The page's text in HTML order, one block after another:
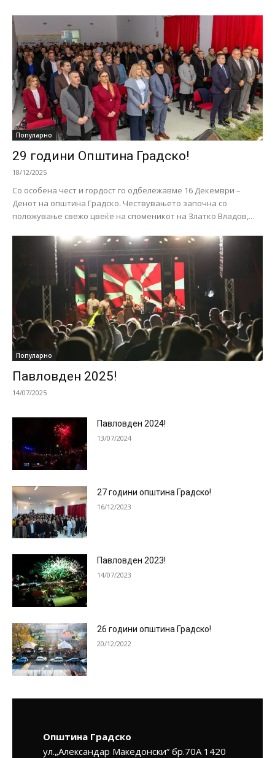
Популарно
29 години Општина Градско!
18/12/2025
Со особена чест и гордост го одбележавме 16 Декември –
Денот на општина Градско. Чествувањето започна со
положување свежо цвеќе на споменикот на Златко Владов,...
Популарно
Павловден 2025!
14/07/2025
Павловден 2024!
13/07/2024
27 години општина Градско!
16/12/2023
Павловден 2023!
14/07/2023
26 години општина Градско!
20/12/2022
Општина Градско
ул.„Александар Македонски“ бр.70А 1420